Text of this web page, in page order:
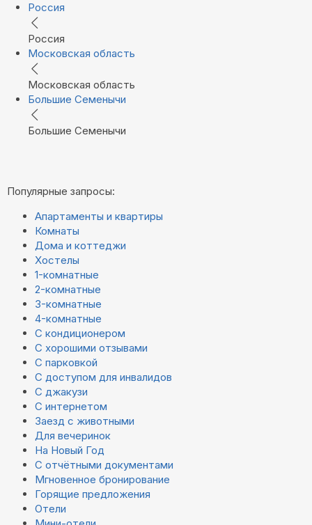
Россия
Россия
Московская область
Московская область
Большие Семенычи
Большие Семенычи
Популярные запросы:
Апартаменты и квартиры
Комнаты
Дома и коттеджи
Хостелы
1-комнатные
2-комнатные
3-комнатные
4-комнатные
С кондиционером
С хорошими отзывами
С парковкой
С доступом для инвалидов
С джакузи
С интернетом
Заезд с животными
Для вечеринок
На Новый Год
С отчётными документами
Мгновенное бронирование
Горящие предложения
Отели